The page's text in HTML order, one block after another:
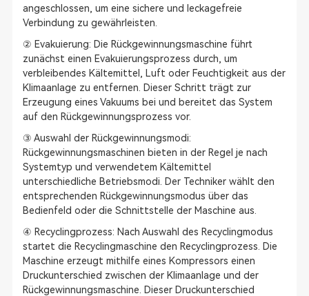
angeschlossen, um eine sichere und leckagefreie
Verbindung zu gewährleisten.
② Evakuierung: Die Rückgewinnungsmaschine führt
zunächst einen Evakuierungsprozess durch, um
verbleibendes Kältemittel, Luft oder Feuchtigkeit aus der
Klimaanlage zu entfernen. Dieser Schritt trägt zur
Erzeugung eines Vakuums bei und bereitet das System
auf den Rückgewinnungsprozess vor.
③ Auswahl der Rückgewinnungsmodi:
Rückgewinnungsmaschinen bieten in der Regel je nach
Systemtyp und verwendetem Kältemittel
unterschiedliche Betriebsmodi. Der Techniker wählt den
entsprechenden Rückgewinnungsmodus über das
Bedienfeld oder die Schnittstelle der Maschine aus.
④ Recyclingprozess: Nach Auswahl des Recyclingmodus
startet die Recyclingmaschine den Recyclingprozess. Die
Maschine erzeugt mithilfe eines Kompressors einen
Druckunterschied zwischen der Klimaanlage und der
Rückgewinnungsmaschine. Dieser Druckunterschied